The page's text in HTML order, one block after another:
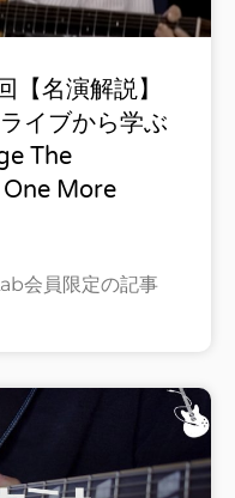
名演解説】
イブから学ぶ
The
More
会員限定の記事